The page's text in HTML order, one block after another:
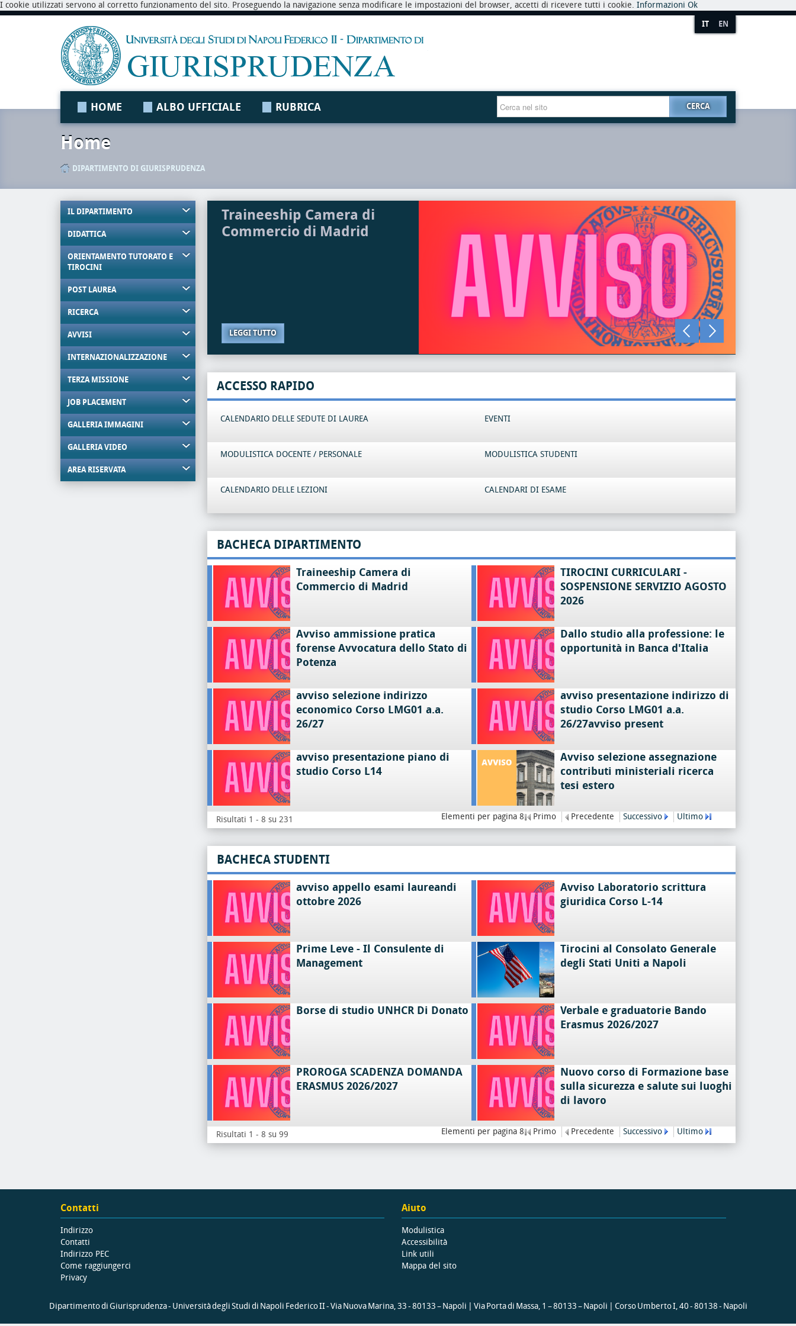
I cookie utilizzati servono al corretto funzionamento del sito. Proseguendo la navigazione senza modificare le impostazioni del browser, accetti di ricevere tutti i cookie. Informazioni Ok
IT EN
HOME ALBO UFFICIALE RUBRICA CERCA
Home
DIPARTIMENTO DI GIURISPRUDENZA
IL DIPARTIMENTO
DIDATTICA
ORIENTAMENTO TUTORATO E
TIROCINI
POST LAUREA
RICERCA
AVVISI
INTERNAZIONALIZZAZIONE
TERZA MISSIONE
JOB PLACEMENT
GALLERIA IMMAGINI
GALLERIA VIDEO
AREA RISERVATA
Traineeship Camera di
Commercio di Madrid
LEGGI TUTTO
ACCESSO RAPIDO
CALENDARIO DELLE SEDUTE DI LAUREA EVENTI
MODULISTICA DOCENTE / PERSONALE MODULISTICA STUDENTI
CALENDARIO DELLE LEZIONI CALENDARI DI ESAME
BACHECA DIPARTIMENTO
Traineeship Camera di
Commercio di Madrid
TIROCINI CURRICULARI -
SOSPENSIONE SERVIZIO AGOSTO
2026
Avviso ammissione pratica
forense Avvocatura dello Stato di
Potenza
Dallo studio alla professione: le
opportunità in Banca d'Italia
avviso selezione indirizzo
economico Corso LMG01 a.a.
26/27
avviso presentazione indirizzo di
studio Corso LMG01 a.a.
26/27avviso present
avviso presentazione piano di
studio Corso L14
Avviso selezione assegnazione
contributi ministeriali ricerca
tesi estero
Risultati 1 - 8 su 231 Elementi per pagina 8 Primo Precedente Successivo Ultimo
BACHECA STUDENTI
avviso appello esami laureandi
ottobre 2026
Avviso Laboratorio scrittura
giuridica Corso L-14
Prime Leve - Il Consulente di
Management
Tirocini al Consolato Generale
degli Stati Uniti a Napoli
Borse di studio UNHCR Di Donato
Verbale e graduatorie Bando
Erasmus 2026/2027
PROROGA SCADENZA DOMANDA
ERASMUS 2026/2027
Nuovo corso di Formazione base
sulla sicurezza e salute sui luoghi
di lavoro
Risultati 1 - 8 su 99 Elementi per pagina 8 Primo Precedente Successivo Ultimo
Contatti
Indirizzo
Contatti
Indirizzo PEC
Come raggiungerci
Privacy
Aiuto
Modulistica
Accessibilità
Link utili
Mappa del sito
Dipartimento di Giurisprudenza - Università degli Studi di Napoli Federico II - Via Nuova Marina, 33 - 80133 – Napoli | Via Porta di Massa, 1 – 80133 – Napoli | Corso Umberto I, 40 - 80138 - Napoli